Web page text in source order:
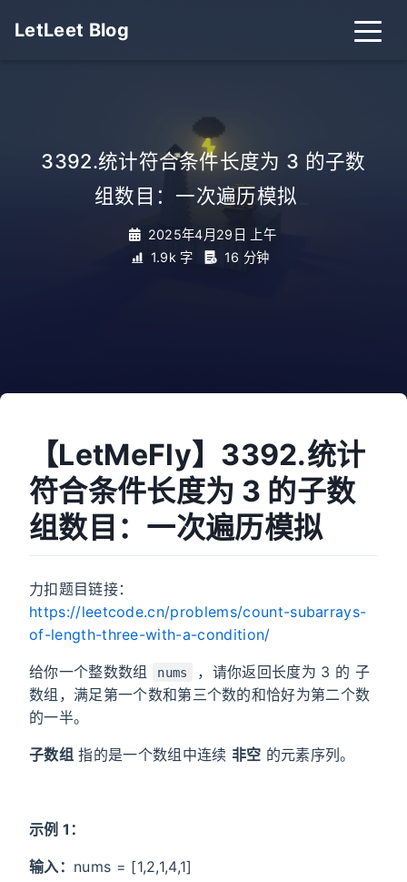
LetLeet Blog
3392.统计符合条件长度为 3 的子数
组数目：一次遍历模拟
2025年4月29日 上午
1.9k 字
16 分钟
【LetMeFly】3392.统计
符合条件长度为 3 的子数
组数目：一次遍历模拟
力扣题目链接：
https://leetcode.cn/problems/count-subarrays-
of-length-three-with-a-condition/
给你一个整数数组 nums ，请你返回长度为 3 的 子
数组 ，满足第一个数和第三个数的和恰好为第二个数
的一半。
子数组 指的是一个数组中连续 非空 的元素序列。
示例 1：
输入： nums = [1,2,1,4,1]